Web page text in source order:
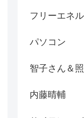
フリーエネ
パソコン
智子さん＆
内藤晴輔